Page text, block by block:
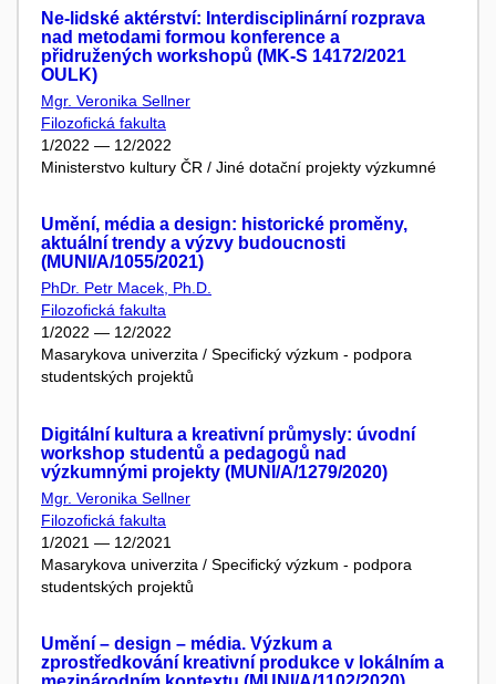
Ne-lidské aktérství: Interdisciplinární rozprava
nad metodami formou konference a
přidružených workshopů (MK-S 14172/2021
OULK)
Mgr. Veronika Sellner
Filozofická fakulta
1/2022 — 12/2022
Ministerstvo kultury ČR / Jiné dotační projekty výzkumné
Umění, média a design: historické proměny,
aktuální trendy a výzvy budoucnosti
(MUNI/A/1055/2021)
PhDr. Petr Macek, Ph.D.
Filozofická fakulta
1/2022 — 12/2022
Masarykova univerzita / Specifický výzkum - podpora
studentských projektů
Digitální kultura a kreativní průmysly: úvodní
workshop studentů a pedagogů nad
výzkumnými projekty (MUNI/A/1279/2020)
Mgr. Veronika Sellner
Filozofická fakulta
1/2021 — 12/2021
Masarykova univerzita / Specifický výzkum - podpora
studentských projektů
Umění – design – média. Výzkum a
zprostředkování kreativní produkce v lokálním a